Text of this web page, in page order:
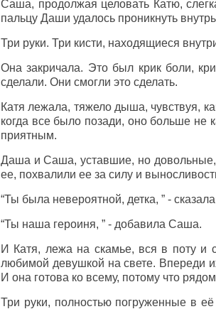
Саша, продолжая целовать Катю,
пальцу Даши удалось проникнуть
Три руки. Три кисти, находящиеся
Она закричала. Это был крик боли,
сделали. Они смогли это сделать.
Катя лежала, тяжело дыша, чувствуя,
когда все было позади, оно больше не
приятным.
Даша и Саша, уставшие, но довольные,
ее, похвалили ее за силу и
“Ты была невероятной, детка, ” -
“Ты наша героиня, ” - добавила Саша.
И Катя, лежа на скамье, вся в поту и
любимой девушкой на свете. Впереди
И она готова ко всему, потому что
Три руки, полностью погруженные в